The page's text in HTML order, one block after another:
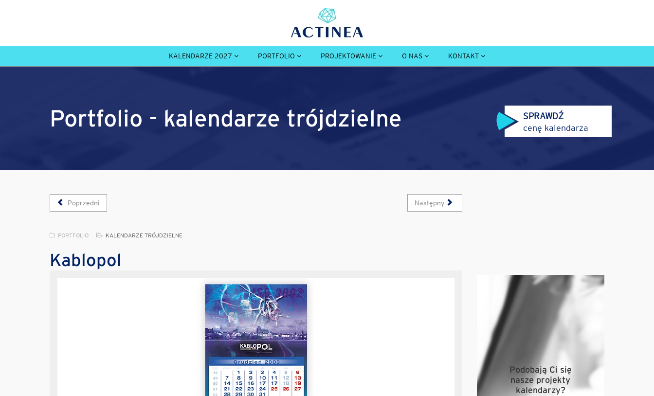
KALENDARZE 2027 PORTFOLIO PROJEKTOWANIE O NAS KONTAKT
Portfolio - kalendarze trójdzielne
SPRAWDŹ
cenę kalendarza
Poprzedni Następny
PORTFOLIO KALENDARZE TRÓJDZIELNE
Kablopol
Podobają Ci się
nasze projekty
kalendarzy?